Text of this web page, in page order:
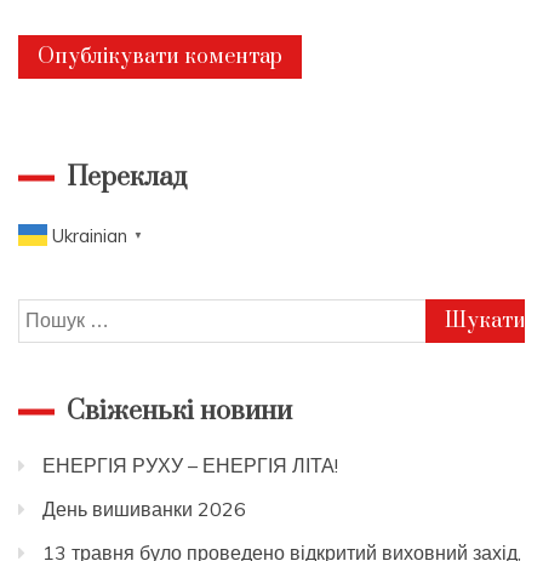
Переклад
Ukrainian ▼
Пошук:
Свіженькі новини
ЕНЕРГІЯ РУХУ – ЕНЕРГІЯ ЛІТА!
День вишиванки 2026
13 травня було проведено відкритий виховний захід,